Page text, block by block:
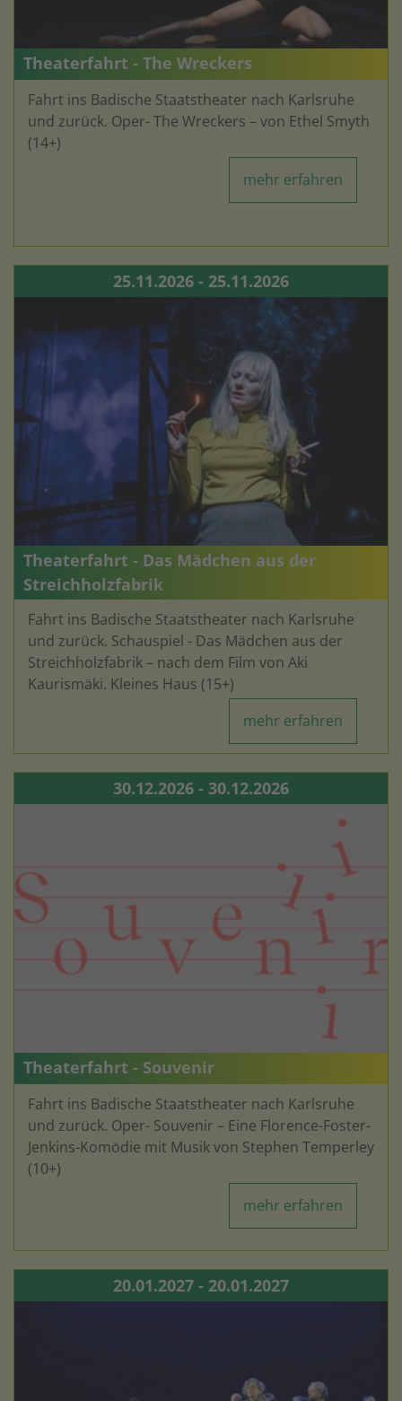
Theaterfahrt - The Wreckers
Fahrt ins Badische Staatstheater nach Karlsruhe
und zurück. Oper- The Wreckers – von Ethel Smyth
(14+)
mehr erfahren
25.11.2026 - 25.11.2026
Theaterfahrt - Das Mädchen aus der
Streichholzfabrik
Fahrt ins Badische Staatstheater nach Karlsruhe
und zurück. Schauspiel - Das Mädchen aus der
Streichholzfabrik – nach dem Film von Aki
Kaurismäki. Kleines Haus (15+)
mehr erfahren
30.12.2026 - 30.12.2026
Theaterfahrt - Souvenir
Fahrt ins Badische Staatstheater nach Karlsruhe
und zurück. Oper- Souvenir – Eine Florence-Foster-
Jenkins-Komödie mit Musik von Stephen Temperley
(10+)
mehr erfahren
20.01.2027 - 20.01.2027